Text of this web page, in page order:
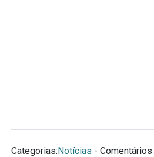
Categorias:Notícias - Comentários